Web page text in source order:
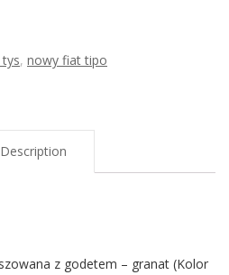
, nowy fiat tipo
Description
z godetem – granat (Kolor